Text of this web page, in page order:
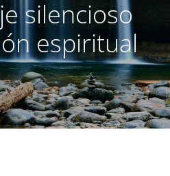
silencioso
espiritual